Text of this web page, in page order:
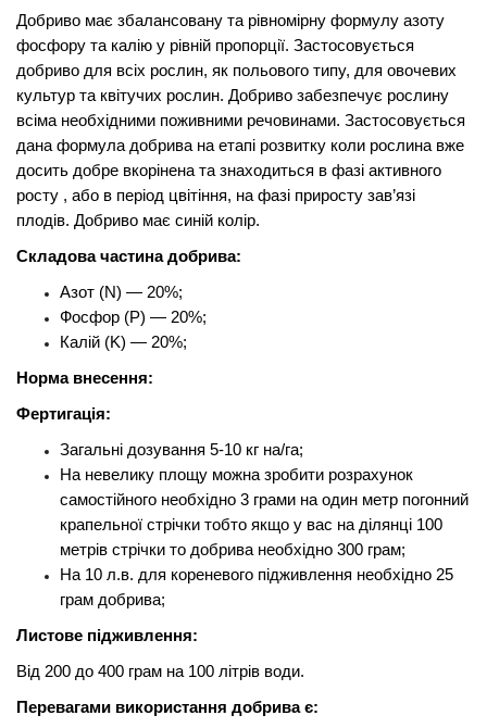
Добриво має збалансовану та рівномірну формулу азоту
фосфору та калію у рівній пропорції. Застосовується
добриво для всіх рослин, як польового типу, для овочевих
культур та квітучих рослин. Добриво забезпечує рослину
всіма необхідними поживними речовинами. Застосовується
дана формула добрива на етапі розвитку коли рослина вже
досить добре вкорінена та знаходиться в фазі активного
росту , або в період цвітіння, на фазі приросту зав’язі
плодів. Добриво має синій колір.
Складова частина добрива:
Азот (N) — 20%;
Фосфор (P) — 20%;
Калій (K) — 20%;
Норма внесення:
Фертигація:
Загальні дозування 5-10 кг на/га;
На невелику площу можна зробити розрахунок
самостійного необхідно 3 грами на один метр погонний
крапельної стрічки тобто якщо у вас на ділянці 100
метрів стрічки то добрива необхідно 300 грам;
На 10 л.в. для кореневого підживлення необхідно 25
грам добрива;
Листове підживлення:
Від 200 до 400 грам на 100 літрів води.
Перевагами використання добрива є: